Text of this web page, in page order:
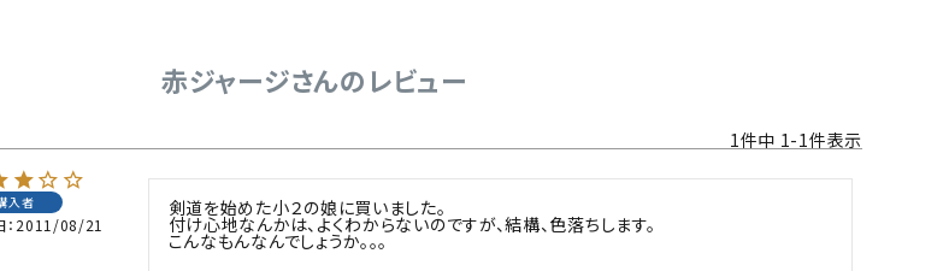
垂（単品）
防具袋 ツバ・ツバ止め
赤ジャージさんのレビュー
1件中 1-1件表示
入者
2011/08/21
剣道を始めた小２の娘に買いました。
付け心地なんかは、よくわからないのですが、結構、色落ちします。
こんなもんなんでしょうか。。。